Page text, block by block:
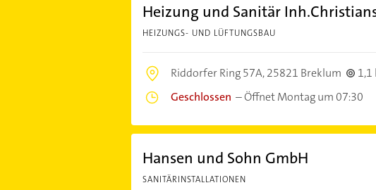
Heizung und Sanitär
HEIZUNGS- UND LÜFTUNGSBAU
Riddorfer Ring 57A,25821 Breklum
1,1
Geschlossen –Öffnet Montag um 07:30
Hansen und Sohn GmbH
SANITÄRINSTALLATIONEN